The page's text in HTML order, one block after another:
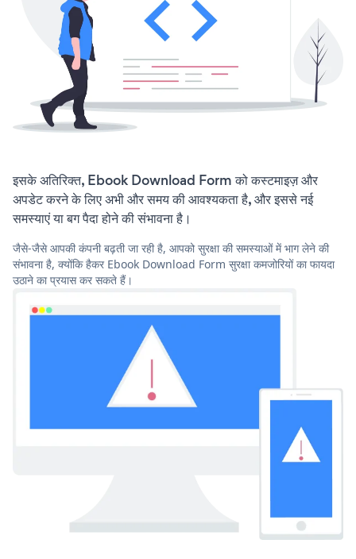
इसके अतिरिक्त, Ebook Download Form को कस्टमाइज़ और
अपडेट करने के लिए अभी और समय की आवश्यकता है, और इससे नई
समस्याएं या बग पैदा होने की संभावना है।
जैसे-जैसे आपकी कंपनी बढ़ती जा रही है, आपको सुरक्षा की समस्याओं में भाग लेने की
संभावना है, क्योंकि हैकर Ebook Download Form सुरक्षा कमजोरियों का फायदा
उठाने का प्रयास कर सकते हैं।